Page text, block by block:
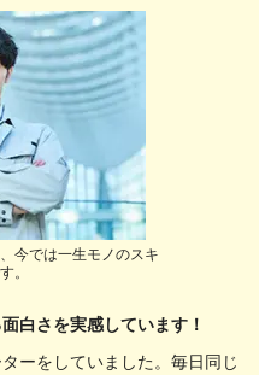
今では一生モノのスキ
。
白さを実感しています！
ーをしていました。毎日同じ